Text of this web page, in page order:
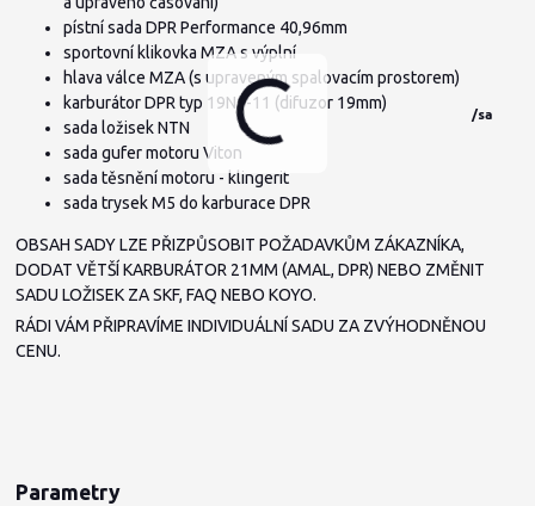
/sada
pístní sada DPR Performance 40,96mm
sportovní klikovka MZA s výplní
hlava válce MZA (s upraveným spalovacím prostorem)
karburátor DPR typ 19N1-11 (difuzor 19mm)
sada ložisek NTN
sada gufer motoru Viton
sada těsnění motoru - klingerit
sada trysek M5 do karburace DPR
OBSAH SADY LZE PŘIZPŮSOBIT POŽADAVKŮM ZÁKAZNÍKA,
DODAT VĚTŠÍ KARBURÁTOR 21MM (AMAL, DPR) NEBO ZMĚNIT
SADU LOŽISEK ZA SKF, FAQ NEBO KOYO.
RÁDI VÁM PŘIPRAVÍME INDIVIDUÁLNÍ SADU ZA ZVÝHODNĚNOU
CENU.
Parametry